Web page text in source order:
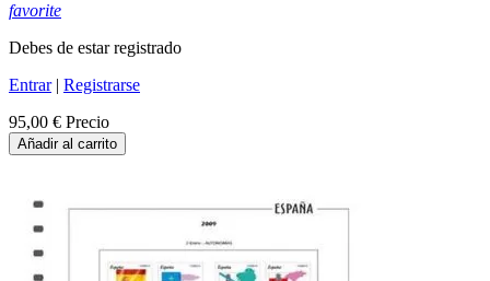
favorite
Debes de estar registrado
Entrar| Registrarse
95,00 € Precio
Añadir al carrito